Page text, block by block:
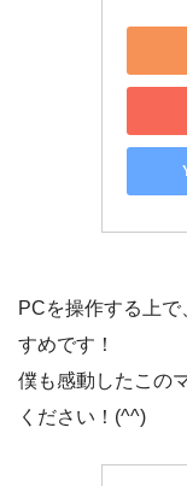
PCを操作する上
すめです！
僕も感動したこの
ください！(^^)